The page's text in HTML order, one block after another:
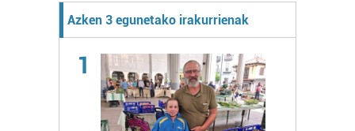
Azken 3 egunetako irakurrienak
1